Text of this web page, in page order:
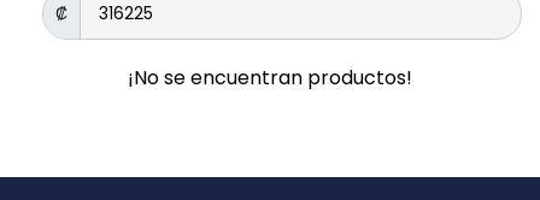
₡
¡No se encuentran productos!